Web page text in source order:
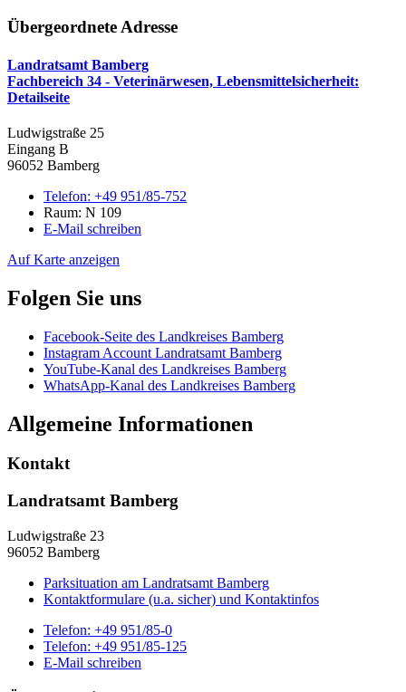
Übergeordnete Adresse
Landratsamt Bamberg
Fachbereich 34 - Veterinärwesen, Lebensmittelsicherheit:
Detailseite
Ludwigstraße 25
Eingang B
96052 Bamberg
Telefon: +49 951/85-752
Raum: N 109
E-Mail schreiben
Auf Karte anzeigen
Folgen Sie uns
Facebook-Seite des Landkreises Bamberg
Instagram Account Landratsamt Bamberg
YouTube-Kanal des Landkreises Bamberg
WhatsApp-Kanal des Landkreises Bamberg
Allgemeine Informationen
Kontakt
Landratsamt Bamberg
Ludwigstraße 23
96052 Bamberg
Parksituation am Landratsamt Bamberg
Kontaktformulare (u.a. sicher) und Kontaktinfos
Telefon: +49 951/85-0
Telefon: +49 951/85-125
E-Mail schreiben